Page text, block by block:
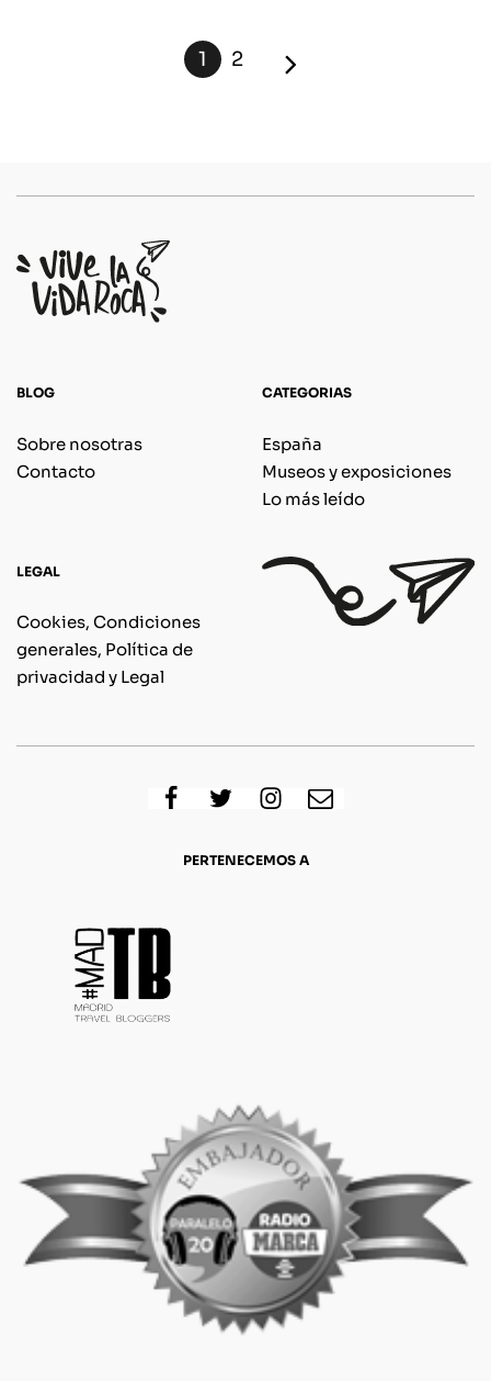
1 2
BLOG
Sobre nosotras
Contacto
CATEGORIAS
España
Museos y exposiciones
Lo más leído
LEGAL
Cookies, Condiciones
generales, Política de
privacidad y Legal
PERTENECEMOS A